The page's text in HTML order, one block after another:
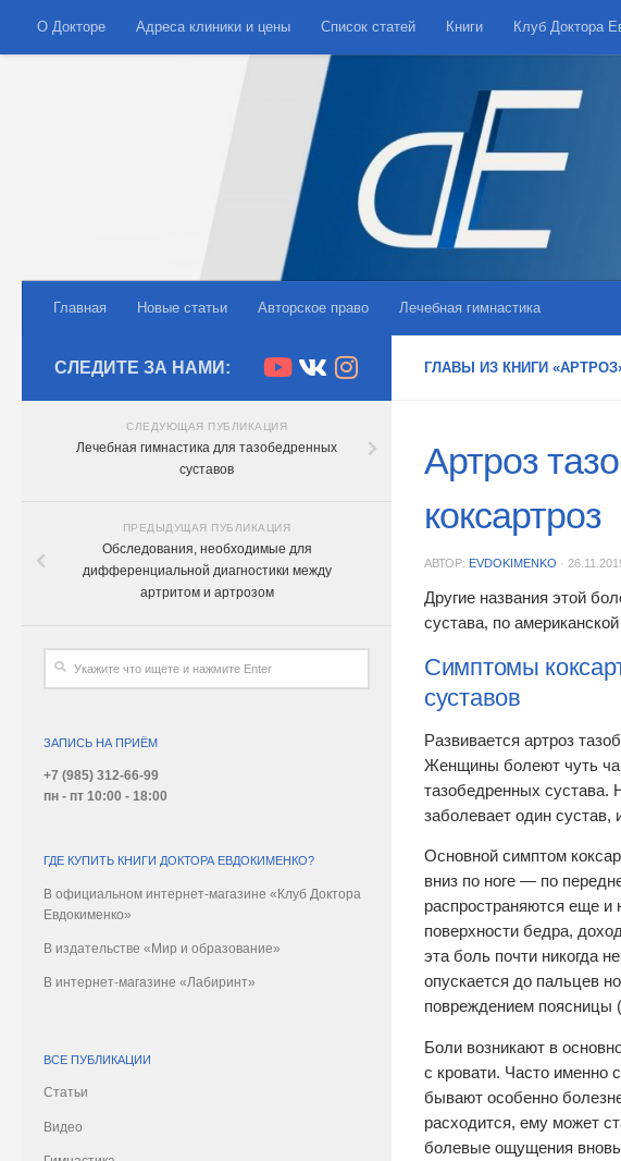
Skip to content
О Докторе Адреса клиники и цены Список статей Книги Клуб Доктора
Главная Новые статьи Авторское право Лечебная гимнастика
ГЛАВЫ ИЗ КНИГИ
Артроз
коксартроз
АВТОР: EVDOKIMENKO ·
Другие названия этой
сустава, по
Симптомы
суставов
Развивается артроз
Женщины болеют чуть
тазобедренных сустава.
заболевает один сустав,
Основной симптом
вниз по ноге — по
распространяются еще и
поверхности бедра,
эта боль почти никогда
опускается до пальцев
повреждением поясницы
Боли возникают в
с кровати. Часто именно
бывают особенно
расходится, ему может
болевые ощущения
СЛЕДИТЕ ЗА НАМИ:
СЛЕДУЮЩАЯ ПУБЛИКАЦИЯ
Лечебная гимнастика для тазобедренных
суставов
ПРЕДЫДУЩАЯ ПУБЛИКАЦИЯ
Обследования, необходимые для
дифференциальной диагностики между
артритом и артрозом
ЗАПИСЬ НА ПРИЁМ
+7 (985) 312-66-99
пн - пт 10:00 - 18:00
ГДЕ КУПИТЬ КНИГИ ДОКТОРА ЕВДОКИМЕНКО?
В официальном интернет-магазине «Клуб Доктора
Евдокименко»
В издательстве «Мир и образование»
В интернет-магазине «Лабиринт»
ВСЕ ПУБЛИКАЦИИ
Статьи
Видео